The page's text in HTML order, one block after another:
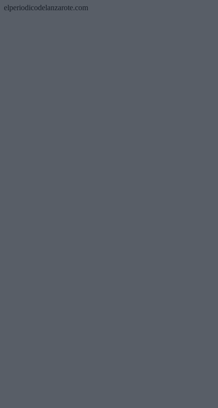
elperiodicodelanzarote.com